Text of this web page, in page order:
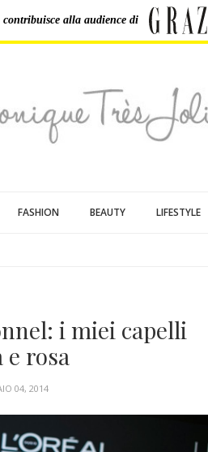
contribuisce alla audience di
FASHION BEAUTY LIFESTYLE
i miei capelli
e rosa
04, 2014